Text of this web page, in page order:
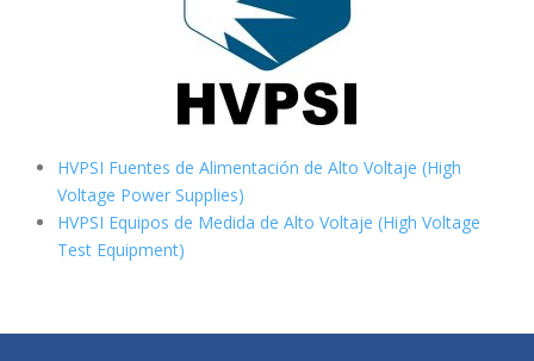
HVPSI Fuentes de Alimentación de Alto Voltaje (High
Voltage Power Supplies)
HVPSI Equipos de Medida de Alto Voltaje (High Voltage
Test Equipment)